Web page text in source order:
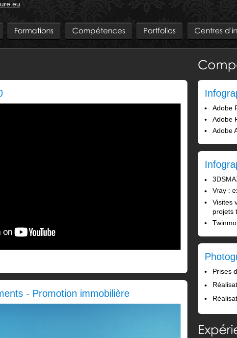
Formations Compétences Portfolios Centres
- Promotion immobilière
Adobe
Adobe
Adobe
Vray :
Visites
projets
Prises